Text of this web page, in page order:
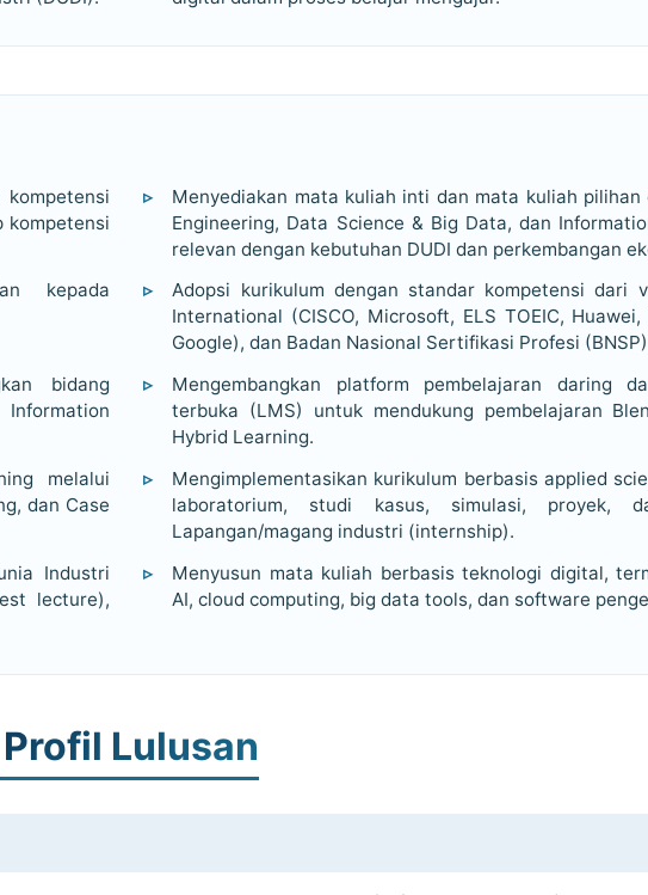
kompetensi
Menyediakan mata kuliah inti dan mata kuliah
Engineering, Data Science & Big Data, dan
relevan dengan kebutuhan DUDI dan perkembangan
kepada
Adopsi kurikulum dengan standar kompetensi dari
International (CISCO, Microsoft, ELS TOEIC, Huawei,
Google), dan Badan Nasional Sertifikasi Profesi
bidang
Mengembangkan platform pembelajaran daring
terbuka (LMS) untuk mendukung pembelajaran
Hybrid Learning.
melalui
dan Case
Mengimplementasikan kurikulum berbasis applied
laboratorium, studi kasus, simulasi, proyek,
Lapangan/magang industri (internship).
Industri
lecture),
Menyusun mata kuliah berbasis teknologi digital,
AI, cloud computing, big data tools, dan software
Profil Lulusan